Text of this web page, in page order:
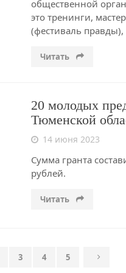
общественной
это тренинги,
(фестиваль правды),
Читать
20 молодых
Тюменской
14 июня 2023
Сумма гранта
рублей.
Читать
3 4 5